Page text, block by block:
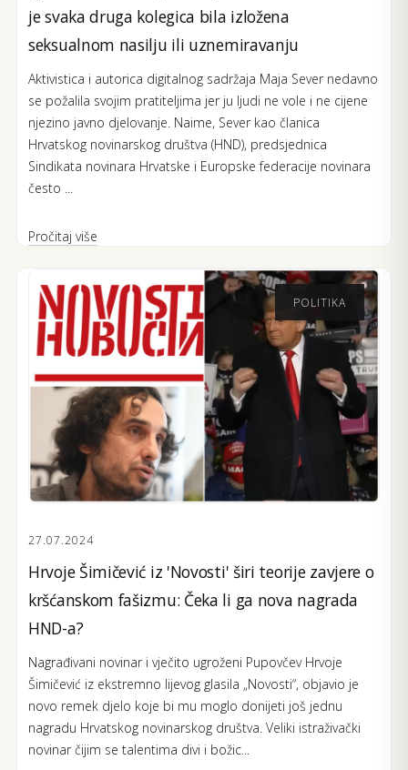
je svaka druga kolegica bila izložena
seksualnom nasilju ili uznemiravanju
Aktivistica i autorica digitalnog sadržaja Maja Sever nedavno
se požalila svojim pratiteljima jer ju ljudi ne vole i ne cijene
njezino javno djelovanje. Naime, Sever kao članica
Hrvatskog novinarskog društva (HND), predsjednica
Sindikata novinara Hrvatske i Europske federacije novinara
često ...
Pročitaj više
POLITIKA
27.07.2024
Hrvoje Šimičević iz 'Novosti' širi teorije zavjere o
kršćanskom fašizmu: Čeka li ga nova nagrada
HND-a?
Nagrađivani novinar i vječito ugroženi Pupovčev Hrvoje
Šimičević iz ekstremno lijevog glasila „Novosti“, objavio je
novo remek djelo koje bi mu moglo donijeti još jednu
nagradu Hrvatskog novinarskog društva. Veliki istraživački
novinar čijim se talentima divi i božic...